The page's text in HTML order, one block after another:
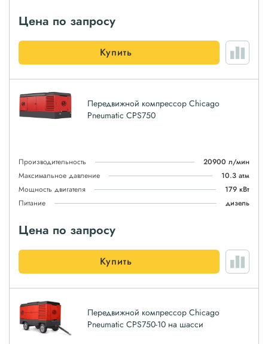
Цена по запросу
Купить
Передвижной компрессор Chicago
Pneumatic CPS750
Производительность
20900 л/мин
Максимальное давление
10.3 атм
Мощность двигателя
179 кВт
Питание
дизель
Цена по запросу
Купить
Передвижной компрессор Chicago
Pneumatic CPS750-10 на шасси